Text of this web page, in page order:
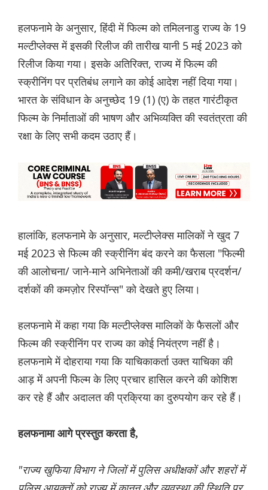
हलफनामे के अनुसार, हिंदी में फिल्म को तमिलनाडु राज्य के 19
मल्टीप्लेक्स में इसकी रिलीज की तारीख यानी 5 मई 2023 को
रिलीज किया गया। इसके अतिरिक्त, राज्य में फिल्म की
स्क्रीनिंग पर प्रतिबंध लगाने का कोई आदेश नहीं दिया गया।
भारत के संविधान के अनुच्छेद 19 (1) (ए) के तहत गारंटीकृत
फिल्म के निर्माताओं की भाषण और अभिव्यक्ति की स्वतंत्रता की
रक्षा के लिए सभी कदम उठाए हैं।
हालांकि, हलफनामे के अनुसार, मल्टीप्लेक्स मालिकों ने खुद 7
मई 2023 से फिल्म की स्क्रीनिंग बंद करने का फैसला "फिल्मी
की आलोचना/ जाने-माने अभिनेताओं की कमी/खराब प्रदर्शन/
दर्शकों की कमज़ोर रिस्पॉन्स" को देखते हुए लिया।
हलफनामे में कहा गया कि मल्टीप्लेक्स मालिकों के फैसलों और
फिल्म की स्क्रीनिंग पर राज्य का कोई नियंत्रण नहीं है।
हलफनामे में दोहराया गया कि याचिकाकर्ता उक्त याचिका की
आड़ में अपनी फिल्म के लिए प्रचार हासिल करने की कोशिश
कर रहे हैं और अदालत की प्रक्रिया का दुरुपयोग कर रहे हैं।
हलफनामा आगे प्रस्तुत करता है,
"राज्य खुफिया विभाग ने जिलों में पुलिस अधीक्षकों और शहरों में